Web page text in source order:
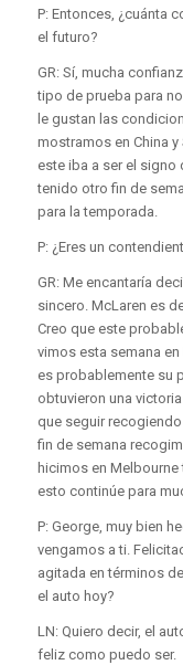
P: Entonces, ¿cuánta
el futuro?
GR: Sí, mucha
tipo de prueba para
le gustan las
mostramos en China
este iba a ser el signo
tenido otro fin de
para la temporada.
P: ¿Eres un
GR: Me encantaría
sincero. McLaren es
Creo que este
vimos esta semana en
es probablemente su
obtuvieron una
que seguir
fin de semana
hicimos en
esto continúe para
P: George, muy bien
vengamos a ti.
agitada en términos
el auto hoy?
LN: Quiero decir, el
feliz como puedo ser.